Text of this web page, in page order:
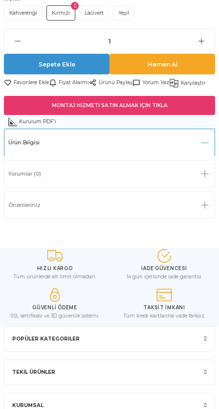
Kahverengi Kırmızı Lacivert Yeşil
Sepete Ekle Hemen Al
Fiyat Alarmı Ürünü Paylaş Yorum Yaz Karşılaştır
MONTAJ HİZMETİ SATIN ALMAK İÇİN TIKLA
Kurulum PDF'i
Ürün Bilgisi
Yorumlar (0)
Önerileriniz
HIZLI KARGO
Tüm ürünlerde alt limit olmadan.
İADE GÜVENCESİ
14 gün içerisinde iade garantisi.
GÜVENLİ ÖDEME
SSL sertifikası ve 3D güvenlik sistemi.
TAKSİT İMKANI
Tüm kredi kartlarına vade farksız.
POPÜLER KATEGORİLER
TEKİL ÜRÜNLER
KURUMSAL